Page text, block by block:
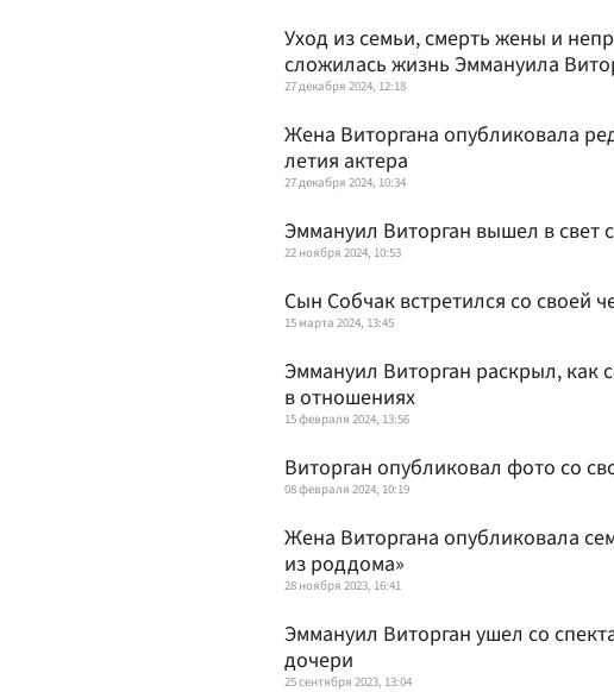
Уход из семьи, смерть жены и
сложилась жизнь Эммануила
27 декабря 2024, 12:18
Жена Виторгана опубликовала
летия актера
27 декабря 2024, 10:34
Эммануил Виторган вышел в
22 ноября 2024, 10:53
Сын Собчак встретился со своей
15 марта 2024, 13:45
Эммануил Виторган раскрыл, как
в отношениях
15 февраля 2024, 13:56
Виторган опубликовал фото со
08 февраля 2024, 10:19
Жена Виторгана опубликовала
из роддома»
28 ноября 2023, 16:41
Эммануил Виторган ушел со
дочери
25 сентября 2023, 13:04